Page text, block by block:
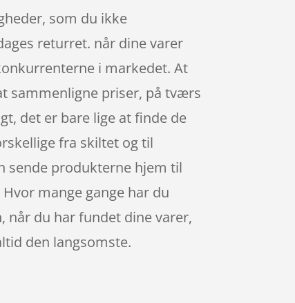
som du ikke
returret. når dine varer
i markedet. At
sammenligne priser, på tværs
det er bare lige at finde de
fra skiltet og til
sende produkterne hjem til
mange gange har du
når du har fundet dine varer,
den langsomste.